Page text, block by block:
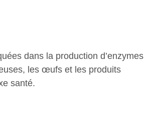
dans la production d’enzymes
les œufs et les produits
santé.